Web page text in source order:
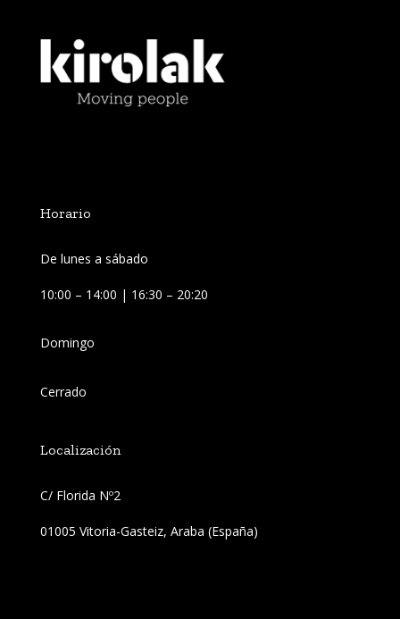
Horario
De lunes a sábado
10:00 – 14:00 | 16:30 – 20:20
Domingo
Cerrado
Localización
C/ Florida Nº2
01005 Vitoria-Gasteiz, Araba (España)